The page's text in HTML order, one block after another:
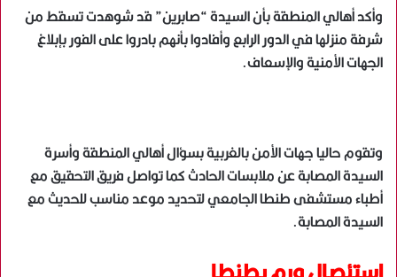
وأكد أهالي المنطقة بأن السيدة “صابرين” قد شوهدت تسقط من
شرفة منزلها في الدور الرابع وأفادوا بأنهم بادروا على الفور بإبلاغ
الجهات الأمنية والإسعاف.
وتقوم حاليا جهات الأمن بالغربية بسؤال أهالي المنطقة وأسرة
السيدة المصابة عن ملابسات الحادث كما تواصل فريق التحقيق مع
أطباء مستشفى طنطا الجامعي لتحديد موعد مناسب للحديث مع
السيدة المصابة.